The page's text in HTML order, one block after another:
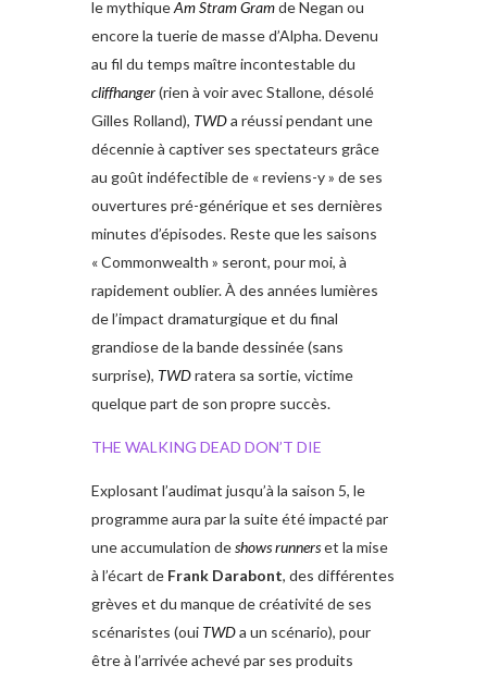
le mythiqueAm Stram Gramde Negan ou
encore la tuerie de masse d’Alpha. Devenu
au fil du temps maître incontestable du
cliffhanger(rien à voir avec Stallone, désolé
Gilles Rolland), TWDa réussi pendant une
décennie à captiver ses spectateurs grâce
au goût indéfectible de « reviens-y » de ses
ouvertures pré-générique et ses dernières
minutes d’épisodes. Reste que les saisons
« Commonwealth » seront, pour moi, à
rapidement oublier. À des années lumières
de l’impact dramaturgique et du final
grandiose de la bande dessinée (sans
surprise), TWDratera sa sortie, victime
quelque part de son propre succès.
THE WALKING DEAD DON’T DIE
Explosant l’audimat jusqu’à la saison 5, le
programme aura par la suite été impacté par
une accumulation deshows runnerset la mise
à l’écart de Frank Darabont, des différentes
grèves et du manque de créativité de ses
scénaristes (oui TWDa un scénario), pour
être à l’arrivée achevé par ses produits